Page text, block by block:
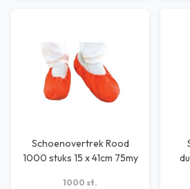
Schoenovertrek Rood
1000 stuks 15 x 41cm 75my
1000 st.